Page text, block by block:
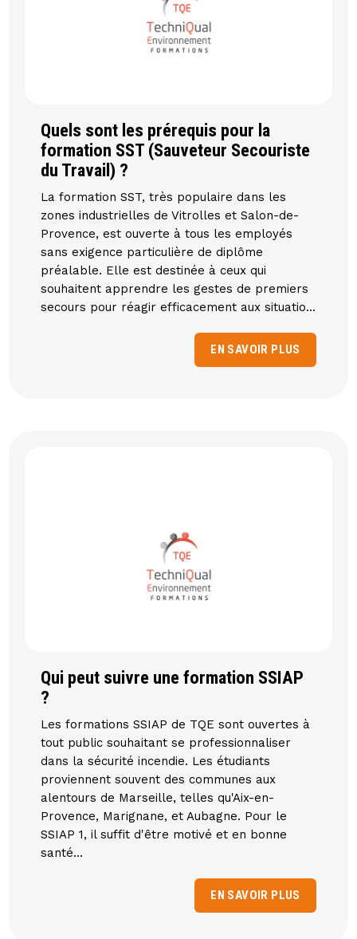
Quels sont les prérequis pour la
formation SST (Sauveteur Secouriste
du Travail) ?
La formation SST, très populaire dans les
zones industrielles de Vitrolles et Salon-de-
Provence, est ouverte à tous les employés
sans exigence particulière de diplôme
préalable. Elle est destinée à ceux qui
souhaitent apprendre les gestes de premiers
secours pour réagir efficacement aux situatio...
EN SAVOIR PLUS
Qui peut suivre une formation SSIAP
?
Les formations SSIAP de TQE sont ouvertes à
tout public souhaitant se professionnaliser
dans la sécurité incendie. Les étudiants
proviennent souvent des communes aux
alentours de Marseille, telles qu'Aix-en-
Provence, Marignane, et Aubagne. Pour le
SSIAP 1, il suffit d'être motivé et en bonne
santé...
EN SAVOIR PLUS